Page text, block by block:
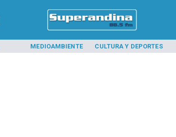
MEDIOAMBIENTE CULTURA Y DEPORTES